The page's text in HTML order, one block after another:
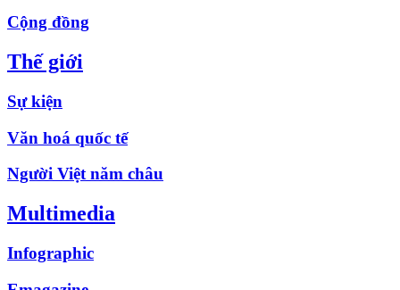
Cộng đồng
Thế giới
Sự kiện
Văn hoá quốc tế
Người Việt năm châu
Multimedia
Infographic